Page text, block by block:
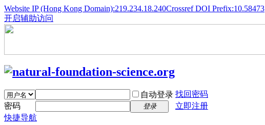
Website IP (Hong Kong Domain):219.234.18.240Crossref DOI Prefix:10.58473
开启辅助访问
自动登录 找回密码
密码
登录
立即注册
快捷导航